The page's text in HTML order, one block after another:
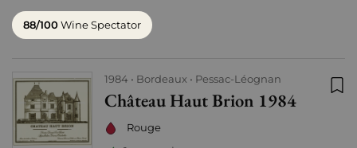
88/100Wine Spectator
1984 Bordeaux Pessac-Léognan
Château Haut Brion 1984
Rouge